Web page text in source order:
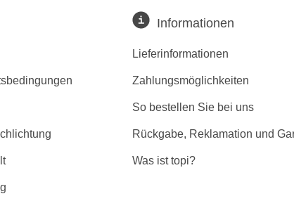
Informationen
Lieferinformationen
Zahlungsmöglichkeiten
So bestellen Sie bei uns
Rückgabe, Reklamation und
Was ist topi?